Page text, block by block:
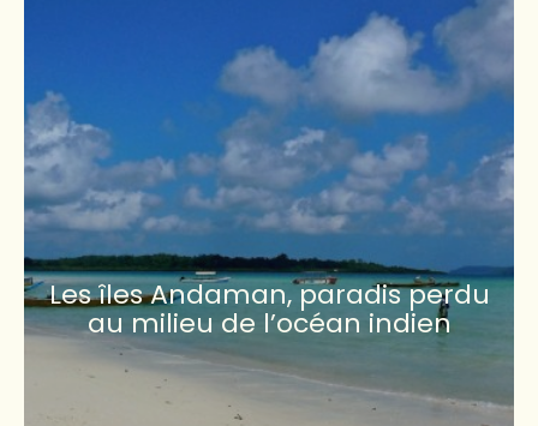
Les îles Andaman, paradis perdu
au milieu de l’océan indien